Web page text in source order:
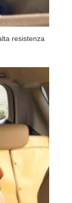
resistenza